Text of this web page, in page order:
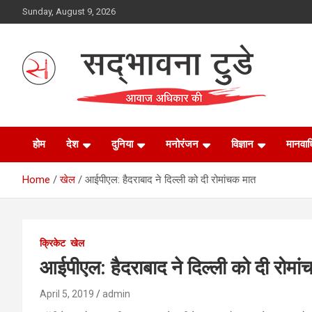
to
Sunday, August 9, 2026
Sadbhawna Today
होम देश दुनिया मनोरंजन विज्ञान
Home खेल आईपीएल: हैदराबाद ने दिल्ली को दी रोमांचक मात
क्रिकेट खेल
आईपीएल: हैदराबाद ने दिल्ली को दी
April 5, 2019 admin